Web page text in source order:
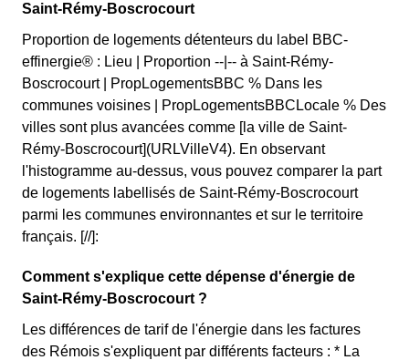
Saint-Rémy-Boscrocourt
Proportion de logements détenteurs du label BBC-
effinergie® : Lieu | Proportion --|-- à Saint-Rémy-
Boscrocourt | PropLogementsBBC % Dans les
communes voisines | PropLogementsBBCLocale % Des
villes sont plus avancées comme [la ville de Saint-
Rémy-Boscrocourt](URLVilleV4). En observant
l'histogramme au-dessus, vous pouvez comparer la part
de logements labellisés de Saint-Rémy-Boscrocourt
parmi les communes environnantes et sur le territoire
français. [//]:
Comment s'explique cette dépense d'énergie de
Saint-Rémy-Boscrocourt ?
Les différences de tarif de l'énergie dans les factures
des Rémois s'expliquent par différents facteurs : * La